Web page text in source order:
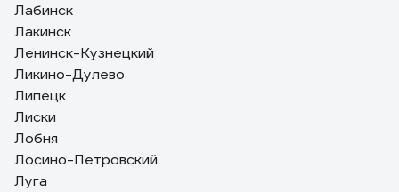
Лабинск
Лакинск
Ленинск-Кузнецкий
Ликино-Дулево
Липецк
Лиски
Лобня
Лосино-Петровский
Луга